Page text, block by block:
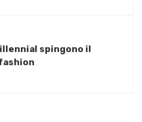
spingono il